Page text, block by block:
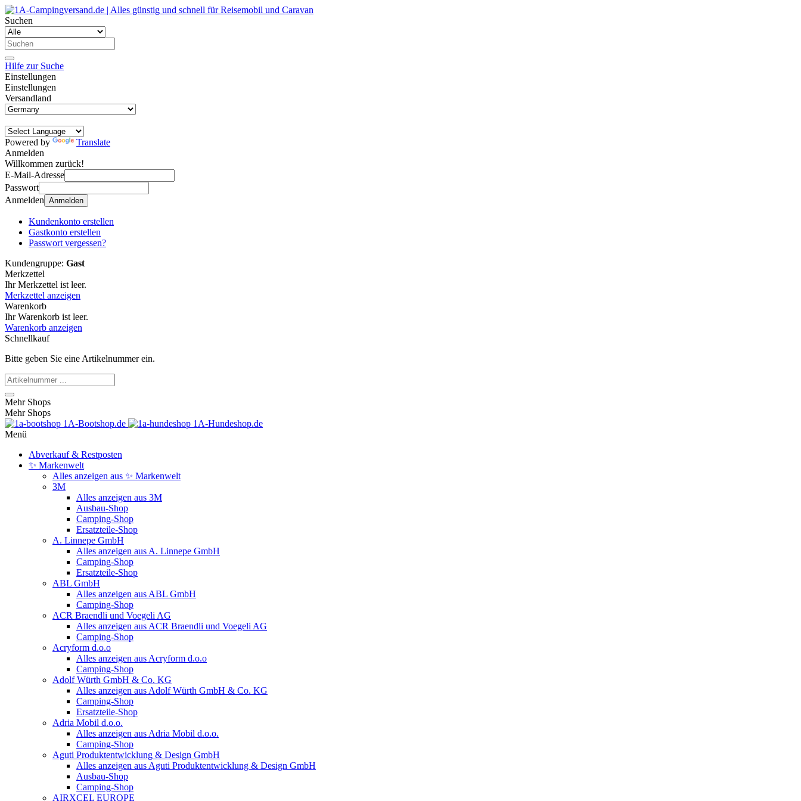
Suchen
Hilfe zur Suche
Einstellungen
Einstellungen
Versandland
Powered by
Translate
Anmelden
Willkommen zurück!
E-Mail-Adresse
Passwort
Anmelden Anmelden
Kundenkonto erstellen
Gastkonto erstellen
Passwort vergessen?
Kundengruppe: Gast
Merkzettel
Ihr Merkzettel ist leer.
Merkzettel anzeigen
Warenkorb
Ihr Warenkorb ist leer.
Warenkorb anzeigen
Schnellkauf
Bitte geben Sie eine Artikelnummer ein.
Mehr Shops
Mehr Shops
1A-Bootshop.de
1A-Hundeshop.de
Menü
Abverkauf & Restposten
✨ Markenwelt
Alles anzeigen aus ✨ Markenwelt
3M
Alles anzeigen aus 3M
Ausbau-Shop
Camping-Shop
Ersatzteile-Shop
A. Linnepe GmbH
Alles anzeigen aus A. Linnepe GmbH
Camping-Shop
Ersatzteile-Shop
ABL GmbH
Alles anzeigen aus ABL GmbH
Camping-Shop
ACR Braendli und Voegeli AG
Alles anzeigen aus ACR Braendli und Voegeli AG
Camping-Shop
Acryform d.o.o
Alles anzeigen aus Acryform d.o.o
Camping-Shop
Adolf Würth GmbH & Co. KG
Alles anzeigen aus Adolf Würth GmbH & Co. KG
Camping-Shop
Ersatzteile-Shop
Adria Mobil d.o.o.
Alles anzeigen aus Adria Mobil d.o.o.
Camping-Shop
Aguti Produktentwicklung & Design GmbH
Alles anzeigen aus Aguti Produktentwicklung & Design GmbH
Ausbau-Shop
Camping-Shop
AIRXCEL EUROPE